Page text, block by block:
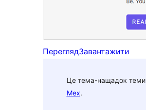
ПереглядЗавантажити
Це тема-нащадок теми
Mex.